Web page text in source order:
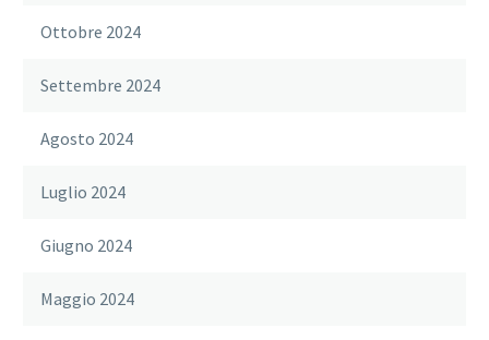
Ottobre 2024
Settembre 2024
Agosto 2024
Luglio 2024
Giugno 2024
Maggio 2024